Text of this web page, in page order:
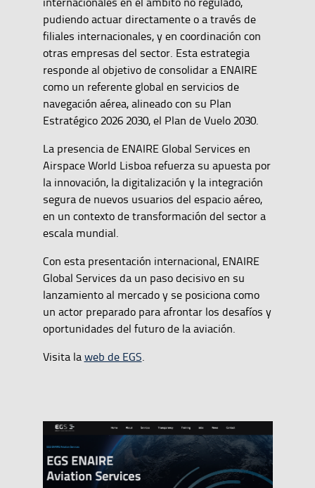
pudiendo actuar directamente o a través de
filiales internacionales, y en coordinación con
otras empresas del sector. Esta estrategia
responde al objetivo de consolidar a ENAIRE
como un referente global en servicios de
navegación aérea, alineado con su Plan
Estratégico 2026 2030, el Plan de Vuelo 2030.
La presencia de ENAIRE Global Services en
Airspace World Lisboa refuerza su apuesta por
la innovación, la digitalización y la integración
segura de nuevos usuarios del espacio aéreo,
en un contexto de transformación del sector a
escala mundial.
Con esta presentación internacional, ENAIRE
Global Services da un paso decisivo en su
lanzamiento al mercado y se posiciona como
un actor preparado para afrontar los desafíos y
oportunidades del futuro de la aviación.
Visita laweb de EGS.